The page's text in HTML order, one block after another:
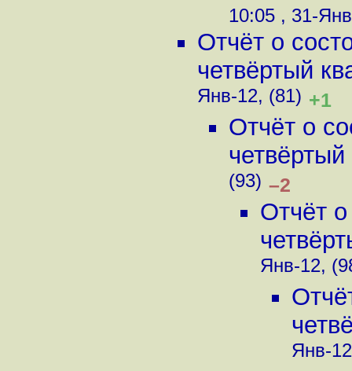
10:05 , 31-
Отчёт о
четвёртый
Янв-12, (81) +1
Отчёт о
(93) –2
Отчёт
Янв-12,
Янв-